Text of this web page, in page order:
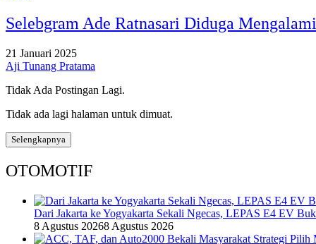
Selebgram Ade Ratnasari Diduga
21 Januari 2025
Aji Tunang Pratama
Tidak Ada Postingan Lagi.
Tidak ada lagi halaman untuk dimuat.
Selengkapnya
OTOMOTIF
Dari Jakarta ke Yogyakarta Sekali Ngecas, LEPAS E4 EV
8 Agustus 20268 Agustus 2026